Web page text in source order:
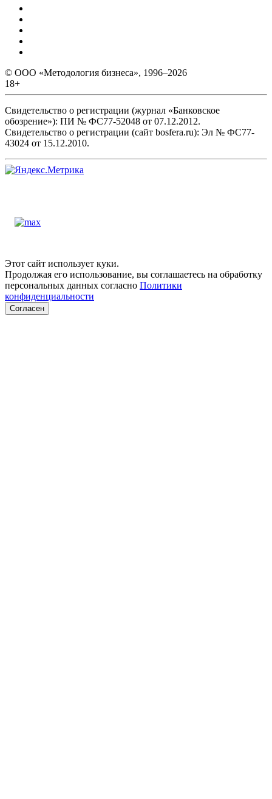
© ООО «Методология бизнеса», 1996–2026
18+
Свидетельство о регистрации (журнал «Банковское
обозрение»): ПИ № ФС77-52048 от 07.12.2012.
Свидетельство о регистрации (сайт bosfera.ru): Эл № ФС77-
43024 от 15.12.2010.
Этот сайт использует куки.
Продолжая его использование, вы соглашаетесь на обработку
персональных данных согласно Политики
конфиденциальности
Согласен